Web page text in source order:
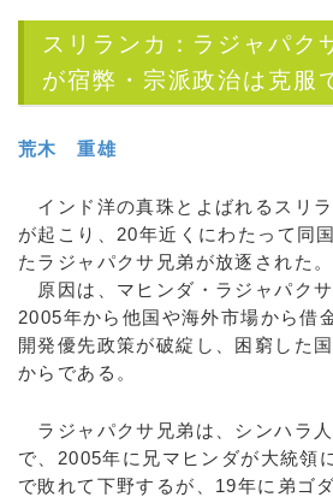
スリランカ：ラジャパク
が宿弊・宗派政治は克服
荒木 重雄
インド洋の真珠とよばれるスリ
が起こり、20年近くにわたって同
たラジャパクサ兄弟が放逐された。
原因は、マヒンダ・ラジャパク
2005年から他国や海外市場から借
開発優先政策が破綻し、困窮した
からである。
ラジャパクサ兄弟は、シンハラ
で、2005年に兄マヒンダが大統領
で敗れて下野するが、19年に弟ゴ